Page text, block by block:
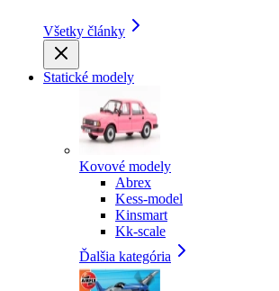
Všetky články
Statické modely
Kovové modely
Abrex
Kess-model
Kinsmart
Kk-scale
Ďalšia kategória